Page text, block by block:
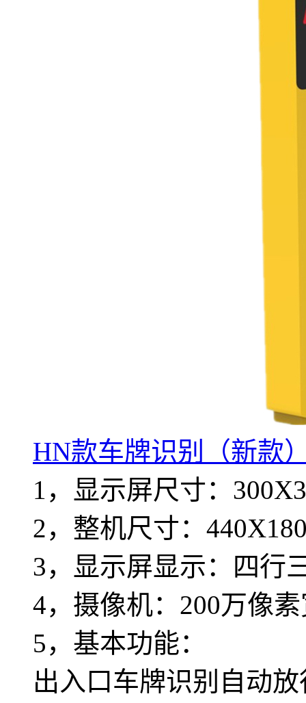
HN款车牌识别（新款
1，显示屏尺寸：
2，整机尺寸：
3，显示屏显示：四行
4，摄像机：200万像
5，基本功能：
出入口车牌识别自动